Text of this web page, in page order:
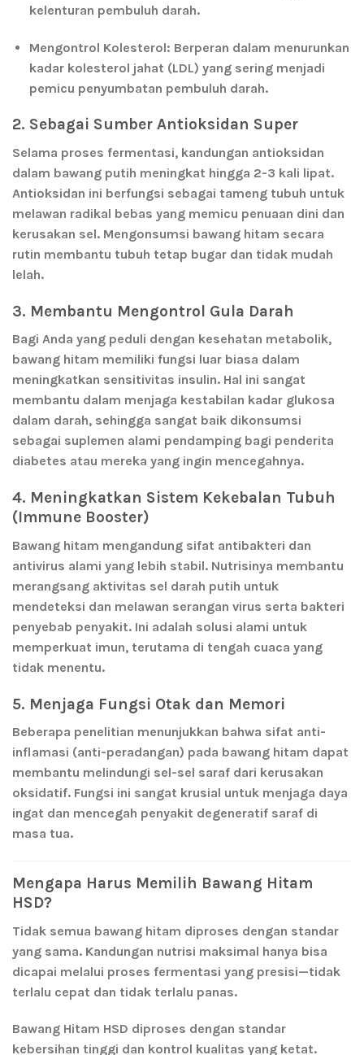
kelenturan pembuluh darah.
Mengontrol Kolesterol: Berperan dalam menurunkan
kadar kolesterol jahat (LDL) yang sering menjadi
pemicu penyumbatan pembuluh darah.
2. Sebagai Sumber Antioksidan Super
Selama proses fermentasi, kandungan antioksidan
dalam bawang putih meningkat hingga 2-3 kali lipat.
Antioksidan ini berfungsi sebagai tameng tubuh untuk
melawan radikal bebas yang memicu penuaan dini dan
kerusakan sel. Mengonsumsi bawang hitam secara
rutin membantu tubuh tetap bugar dan tidak mudah
lelah.
3. Membantu Mengontrol Gula Darah
Bagi Anda yang peduli dengan kesehatan metabolik,
bawang hitam memiliki fungsi luar biasa dalam
meningkatkan sensitivitas insulin. Hal ini sangat
membantu dalam menjaga kestabilan kadar glukosa
dalam darah, sehingga sangat baik dikonsumsi
sebagai suplemen alami pendamping bagi penderita
diabetes atau mereka yang ingin mencegahnya.
4. Meningkatkan Sistem Kekebalan Tubuh
(Immune Booster)
Bawang hitam mengandung sifat antibakteri dan
antivirus alami yang lebih stabil. Nutrisinya membantu
merangsang aktivitas sel darah putih untuk
mendeteksi dan melawan serangan virus serta bakteri
penyebab penyakit. Ini adalah solusi alami untuk
memperkuat imun, terutama di tengah cuaca yang
tidak menentu.
5. Menjaga Fungsi Otak dan Memori
Beberapa penelitian menunjukkan bahwa sifat anti-
inflamasi (anti-peradangan) pada bawang hitam dapat
membantu melindungi sel-sel saraf dari kerusakan
oksidatif. Fungsi ini sangat krusial untuk menjaga daya
ingat dan mencegah penyakit degeneratif saraf di
masa tua.
Mengapa Harus Memilih Bawang Hitam
HSD?
Tidak semua bawang hitam diproses dengan standar
yang sama. Kandungan nutrisi maksimal hanya bisa
dicapai melalui proses fermentasi yang presisi—tidak
terlalu cepat dan tidak terlalu panas.
Bawang Hitam HSD diproses dengan standar
kebersihan tinggi dan kontrol kualitas yang ketat.